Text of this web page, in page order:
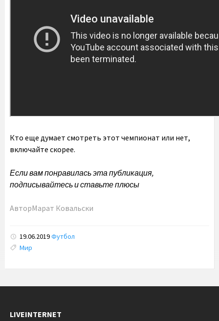
Кто еще думает смотреть этот чемпионат или нет,
включайте скорее.
Если вам понравилась эта публикация,
подписывайтесь и ставьте плюсы
АвторМарат Ковальски
19.06.2019Футбол
Tags:
Мир
LIVEINTERNET